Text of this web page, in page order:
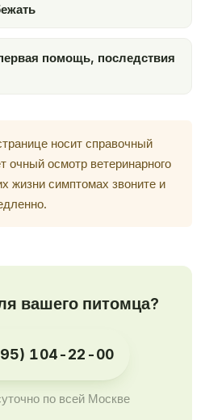
помощь, последствия
носит справочный
очный осмотр ветеринарного
жизни симптомах звоните и
вашего питомца?
104-22-00
по всей Москве